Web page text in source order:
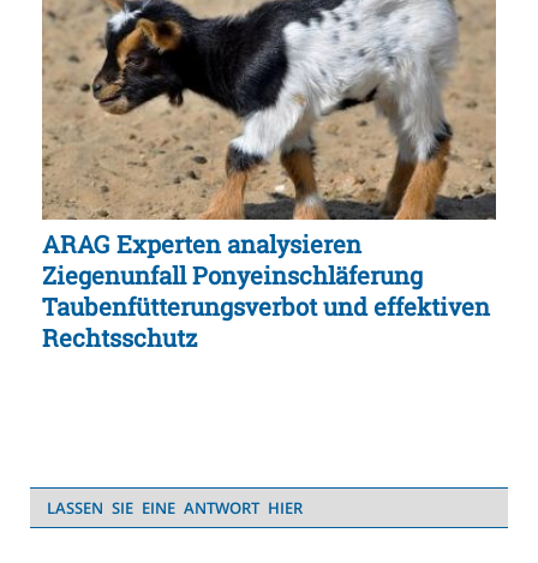
ARAG Experten analysieren
Ziegenunfall Ponyeinschläferung
Taubenfütterungsverbot und effektiven
Rechtsschutz
LASSEN SIE EINE ANTWORT HIER